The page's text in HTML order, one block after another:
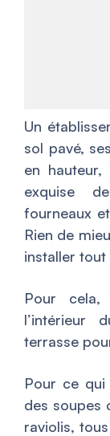
Un
sol pavé,
en hauteur,
exquise
fourneaux
Rien de
installer tout
Pour
l’intérieur
terrasse
Pour ce
des soupes
raviolis,